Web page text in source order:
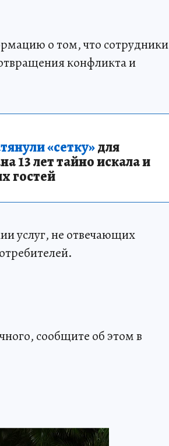
о том, что сотрудники
конфликта и
«сетку»для
13 лет тайно искала и
гостей
услуг, не отвечающих
сообщите об этом в